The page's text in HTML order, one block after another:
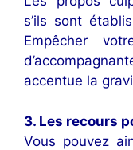
s’ils sont
Empêcher
accentue la
3. Les recours
Vous pouvez